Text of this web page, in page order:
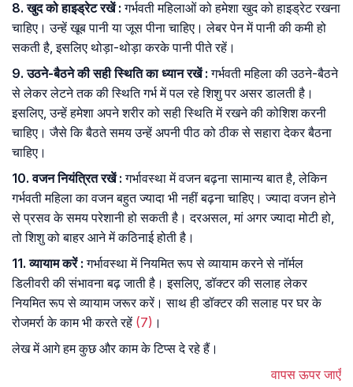
8. खुद को हाइड्रेट रखें : गर्भवती महिलाओं को हमेशा खुद को हाइड्रेट रखना
चाहिए। उन्हें खूब पानी या जूस पीना चाहिए। लेबर पेन में पानी की कमी हो
सकती है, इसलिए थोड़ा-थोड़ा करके पानी पीते रहें।
9. उठने-बैठने की सही स्थिति का ध्यान रखें :गर्भवती महिला की उठने-बैठने
से लेकर लेटने तक की स्थिति गर्भ में पल रहे शिशु पर असर डालती है।
इसलिए, उन्हें हमेशा अपने शरीर को सही स्थिति में रखने की कोशिश करनी
चाहिए। जैसे कि बैठते समय उन्हें अपनी पीठ को ठीक से सहारा देकर बैठना
चाहिए।
10. वजन नियंत्रित रखें : गर्भावस्था में वजन बढ़ना सामान्य बात है, लेकिन
गर्भवती महिला का वजन बहुत ज्यादा भी नहीं बढ़ना चाहिए। ज्यादा वजन होने
से प्रसव के समय परेशानी हो सकती है। दरअसल, मां अगर ज्यादा मोटी हो,
तो शिशु को बाहर आने में कठिनाई होती है।
11. व्यायाम करें :गर्भावस्था में नियमित रूप से व्यायाम करने से नॉर्मल
डिलीवरी की संभावना बढ़ जाती है। इसलिए, डॉक्टर की सलाह लेकर
नियमित रूप से व्यायाम जरूर करें। साथ ही डॉक्टर की सलाह पर घर के
रोजमर्रा के काम भी करते रहें (7) ।
लेख में आगे हम कुछ और काम के टिप्स दे रहे हैं।
वापस ऊपर जाएँ